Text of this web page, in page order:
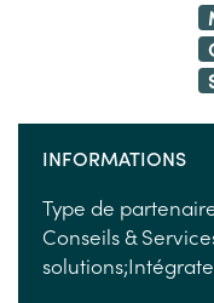
INFORMATIONS
Type de
Conseils &